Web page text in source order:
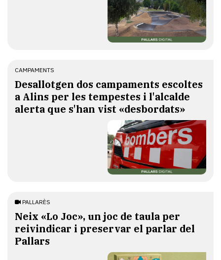
CAMPAMENTS
​Desallotgen dos campaments escoltes
a Alins per les tempestes i l'alcalde
alerta que s'han vist «desbordats»
PALLARÈS
​Neix «Lo Joc», un joc de taula per
reivindicar i preservar el parlar del
Pallars